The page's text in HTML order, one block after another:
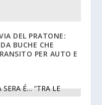
DEL PRATONE:
BUCHE CHE
PER AUTO E